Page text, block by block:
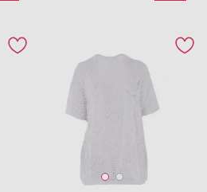
favorite button